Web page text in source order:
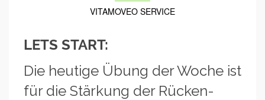
VITAMOVEO SERVICE
LETS START:
Die heutige Übung der Woche ist
für die Stärkung der Rücken-